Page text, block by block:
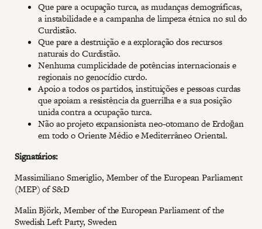
Que pare a ocupação turca, as mudanças demográficas,
a instabilidade e a campanha de limpeza étnica no sul do
Curdistão.
Que pare a destruição e a exploração dos recursos
naturais do Curdistão.
Nenhuma cumplicidade de potências internacionais e
regionais no genocídio curdo.
Apoio a todos os partidos, instituições e pessoas curdas
que apoiam a resistência da guerrilha e a sua posição
unida contra a ocupação turca.
Não ao projeto expansionista neo-otomano de Erdoğan
em todo o Oriente Médio e Mediterrâneo Oriental.
Signatários:
Massimiliano Smeriglio, Member of the European Parliament
(MEP) of S&D
Malin Björk, Member of the European Parliament of the
Swedish Left Party, Sweden